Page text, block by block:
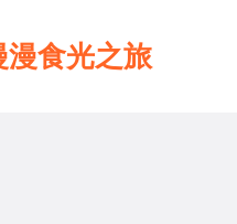
漫食光之旅